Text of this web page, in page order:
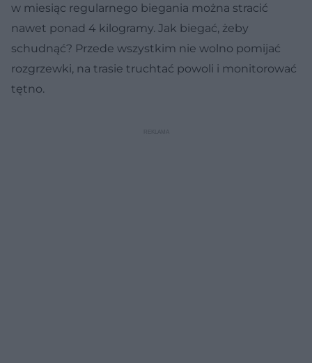
w miesiąc regularnego biegania można stracić
nawet ponad 4 kilogramy. Jak biegać, żeby
schudnąć? Przede wszystkim nie wolno pomijać
rozgrzewki, na trasie truchtać powoli i monitorować
tętno.